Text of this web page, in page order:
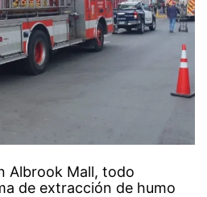
Albrook Mall, todo
de extracción de humo